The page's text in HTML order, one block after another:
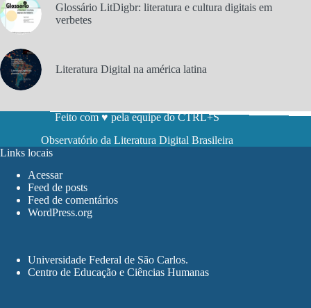
Glossário LitDigbr: literatura e cultura digitais em
verbetes
Literatura Digital na américa latina
Feito com ♥ pela equipe do CTRL+S
Observatório da Literatura Digital Brasileira
Links locais
Acessar
Feed de posts
Feed de comentários
WordPress.org
Universidade Federal de São Carlos.
Centro de Educação e Ciências Humanas